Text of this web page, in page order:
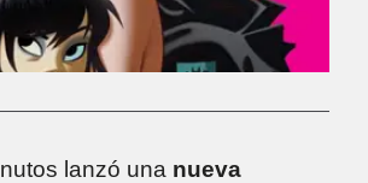
lanzó una nueva